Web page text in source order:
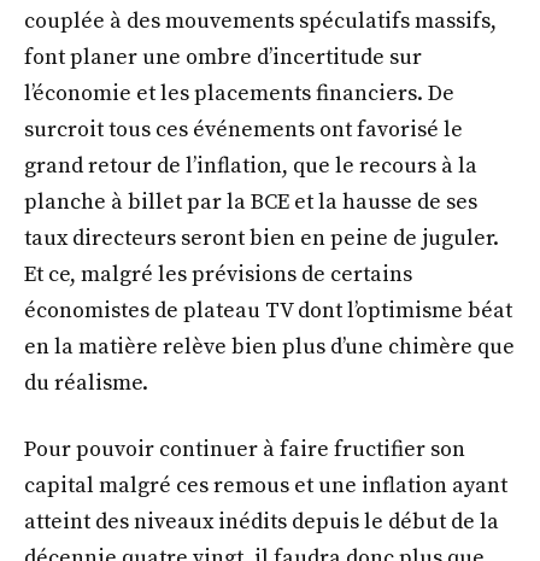
couplée à des mouvements spéculatifs massifs,
font planer une ombre d’incertitude sur
l’économie et les placements financiers. De
surcroit tous ces événements ont favorisé le
grand retour de l’inflation, que le recours à la
planche à billet par la BCE et la hausse de ses
taux directeurs seront bien en peine de juguler.
Et ce, malgré les prévisions de certains
économistes de plateau TV dont l’optimisme béat
en la matière relève bien plus d’une chimère que
du réalisme.
Pour pouvoir continuer à faire fructifier son
capital malgré ces remous et une inflation ayant
atteint des niveaux inédits depuis le début de la